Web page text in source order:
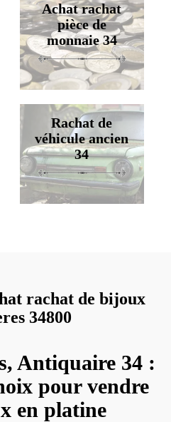
Achat rachat
pièce de
monnaie 34
Rachat de
véhicule ancien
34
rachat de bijoux
34800
Antiquaire 34 :
pour vendre
en platine